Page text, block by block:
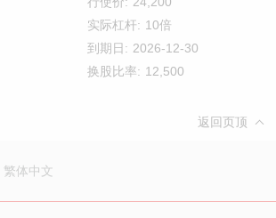
实际杠杆: 10倍
到期日: 2026-12-30
换股比率: 12,500
返回页顶
繁体中文